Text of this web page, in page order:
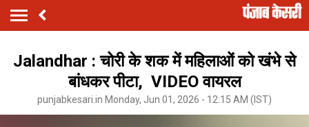
Jalandhar : चोरी के शक में महिलाओं को खंभे से
बांधकर पीटा, VIDEO वायरल
punjabkesari.in Monday, Jun 01, 2026 - 12:15 AM (IST)